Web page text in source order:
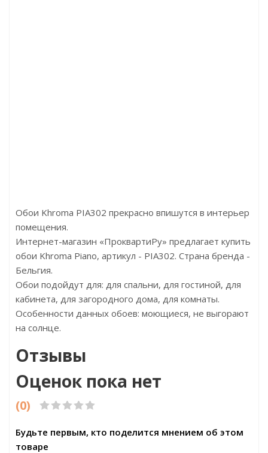
Обои Khroma PIA302 прекрасно впишутся в интерьер
помещения.
Интернет-магазин «ПроквартиРу» предлагает купить
обои Khroma Piano, артикул - PIA302. Страна бренда -
Бельгия.
Обои подойдут для: для спальни, для гостиной, для
кабинета, для загородного дома, для комнаты.
Особенности данных обоев: моющиеся, не выгорают
на солнце.
Отзывы
Оценок пока нет
(0)
Будьте первым, кто поделится мнением об этом
товаре